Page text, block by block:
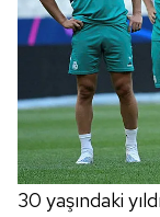
30 yaşındaki